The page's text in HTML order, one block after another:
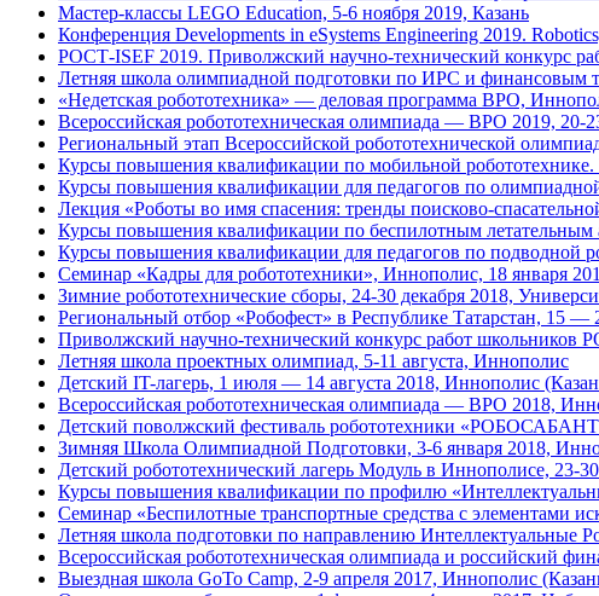
Мастер-классы LEGO Education, 5-6 ноября 2019, Казань
Конференция Developments in eSystems Engineering 2019.
РОСТ-ISEF 2019. Приволжский научно-технический конкурс
Летняя школа олимпиадной подготовки по ИРС и финансовым
«Недетская робототехника» — деловая программа ВРО,
Всероссийская робототехническая олимпиада — ВРО 2019, 20-
Региональный этап Всероссийской робототехнической
Курсы повышения квалификации по мобильной
Курсы повышения квалификации для педагогов по
Лекция «Роботы во имя спасения: тренды поисково-
Курсы повышения квалификации по беспилотным
Курсы повышения квалификации для педагогов по подводной
Семинар «Кадры для робототехники», Иннополис, 18 января
Зимние робототехнические сборы, 24-30 декабря 2018,
Региональный отбор «Робофест» в Республике Татарстан, 15
Приволжский научно-технический конкурс работ школьников
Летняя школа проектных олимпиад, 5-11 августа, Иннополис
Детский IT-лагерь, 1 июля — 14 августа 2018, Иннополис
Всероссийская робототехническая олимпиада — ВРО 2018,
Детский поволжский фестиваль робототехники
Зимняя Школа Олимпиадной Подготовки, 3-6 января 2018,
Детский робототехнический лагерь Модуль в Иннополисе, 23-
Курсы повышения квалификации по профилю
Семинар «Беспилотные транспортные средства с элементами
Летняя школа подготовки по направлению
Всероссийская робототехническая олимпиада и российский
Выездная школа GoTo Camp, 2-9 апреля 2017, Иннополис